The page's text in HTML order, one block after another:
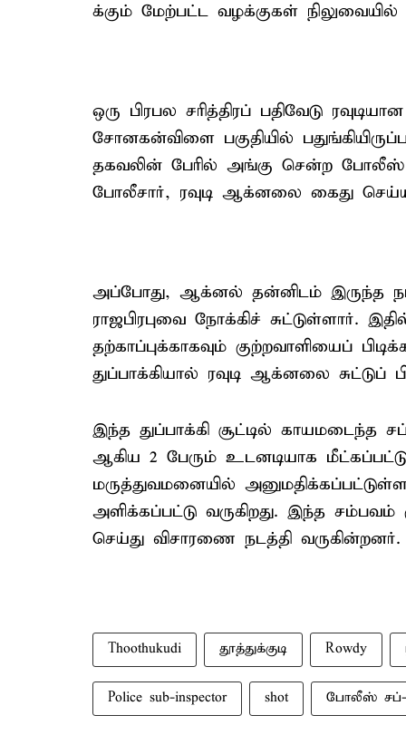
க்கும் மேற்பட்ட வழக்குகள்
ஒரு பிரபல சரித்திரப் பதிவேடு
சோனகன்விளை பகுதியில்
தகவலின் பேரில் அங்கு சென்ற போலீஸ்
போலீசார், ரவுடி ஆக்னலை கைது
அப்போது, ஆக்னல் தன்னிடம் இருந்த
ராஜபிரபுவை நோக்கிச் சுட்டுள்ளார்.
தற்காப்புக்காகவும் குற்றவாளியைப்
துப்பாக்கியால் ரவுடி ஆக்னலை சுட்டுப்
இந்த துப்பாக்கி சூட்டில் காயமடைந்த
ஆகிய 2 பேரும் உடனடியாக மீட்கப்பட்டு,
மருத்துவமனையில்
அளிக்கப்பட்டு வருகிறது. இந்த சம்பவம்
செய்து விசாரணை நடத்தி வருகின்றனர்.
Thoothukudi தூத்துக்குடி Rowdy
Police sub-inspector shot போலீஸ்